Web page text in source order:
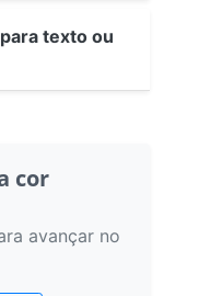
texto ou
cor
avançar no